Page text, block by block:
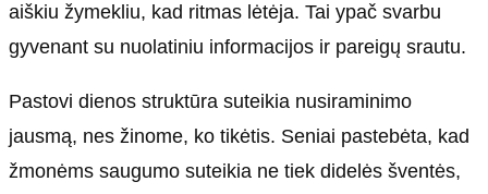
aiškiu žymekliu, kad ritmas lėtėja. Tai ypač svarbu
gyvenant su nuolatiniu informacijos ir pareigų srautu.
Pastovi dienos struktūra suteikia nusiraminimo
jausmą, nes žinome, ko tikėtis. Seniai pastebėta, kad
žmonėms saugumo suteikia ne tiek didelės šventės,